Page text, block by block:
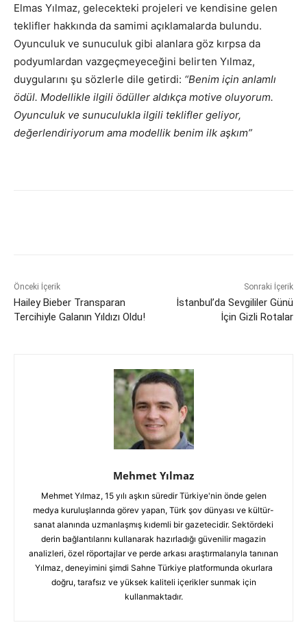
Elmas Yılmaz, gelecekteki projeleri ve kendisine gelen
teklifler hakkında da samimi açıklamalarda bulundu.
Oyunculuk ve sunuculuk gibi alanlara göz kırpsa da
podyumlardan vazgeçmeyeceğini belirten Yılmaz,
duygularını şu sözlerle dile getirdi: “Benim için anlamlı
ödül. Modellikle ilgili ödüller aldıkça motive oluyorum.
Oyunculuk ve sunuculukla ilgili teklifler geliyor,
değerlendiriyorum ama modellik benim ilk aşkım”
Önceki İçerik
Hailey Bieber Transparan
Tercihiyle Galanın Yıldızı Oldu!
Sonraki İçerik
İstanbul’da Sevgililer Günü
İçin Gizli Rotalar
Mehmet Yılmaz
Mehmet Yılmaz, 15 yılı aşkın süredir Türkiye'nin önde gelen
medya kuruluşlarında görev yapan, Türk şov dünyası ve kültür-
sanat alanında uzmanlaşmış kıdemli bir gazetecidir. Sektördeki
derin bağlantılarını kullanarak hazırladığı güvenilir magazin
analizleri, özel röportajlar ve perde arkası araştırmalarıyla tanınan
Yılmaz, deneyimini şimdi Sahne Türkiye platformunda okurlara
doğru, tarafsız ve yüksek kaliteli içerikler sunmak için
kullanmaktadır.